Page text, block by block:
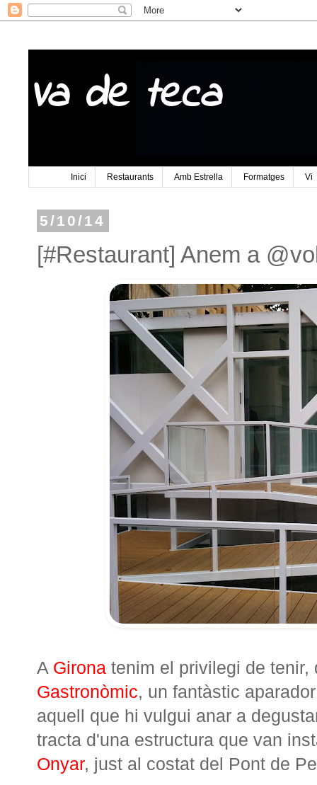
Va de teca
Inici Restaurants Amb Estrella Formatges Vi
5/10/14
[#Restaurant] Anem a
A Girona tenim el privilegi de
Gastronòmic, un fantàstic
aquell que hi vulgui anar a
tracta d'una estructura que van
Onyar, just al costat del Pont de